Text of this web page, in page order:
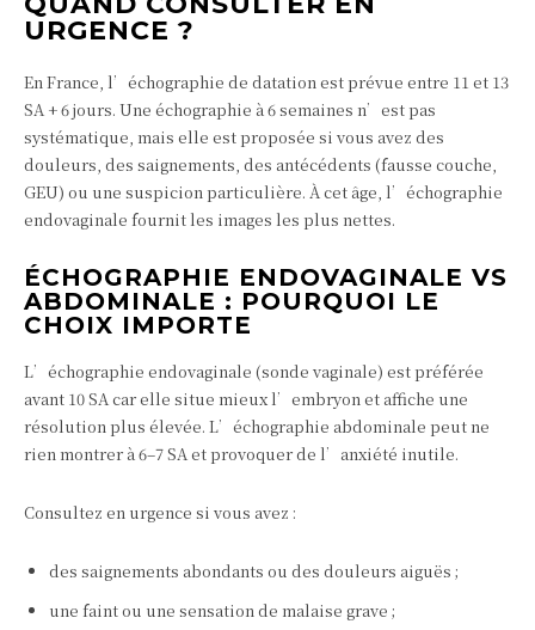
URGENCE ?
En France, l’échographie de datation est prévue entre 11 et 13
SA + 6 jours. Une échographie à 6 semaines n’est pas
systématique, mais elle est proposée si vous avez des
douleurs, des saignements, des antécédents (fausse couche,
GEU) ou une suspicion particulière. À cet âge, l’échographie
endovaginale fournit les images les plus nettes.
ÉCHOGRAPHIE ENDOVAGINALE VS
ABDOMINALE : POURQUOI LE
CHOIX IMPORTE
L’échographie endovaginale (sonde vaginale) est préférée
avant 10 SA car elle situe mieux l’embryon et affiche une
résolution plus élevée. L’échographie abdominale peut ne
rien montrer à 6–7 SA et provoquer de l’anxiété inutile.
Consultez en urgence si vous avez :
des saignements abondants ou des douleurs aiguës ;
une faint ou une sensation de malaise grave ;